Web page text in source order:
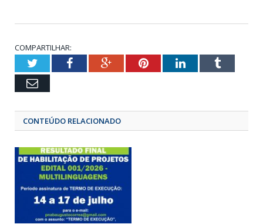
COMPARTILHAR:
TwitterFacebookGoogle+Pinterest
LinkedIn
Email
CONTEÚDO RELACIONADO